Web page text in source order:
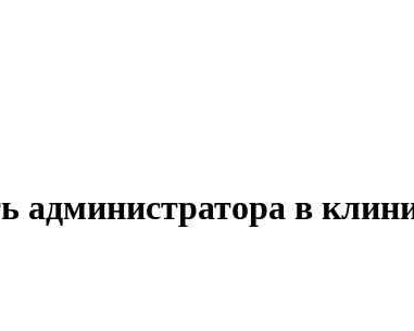
администратора в